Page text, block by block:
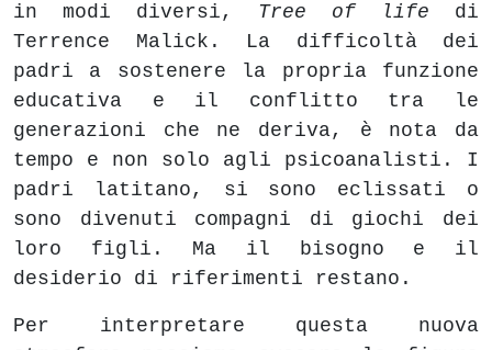
in modi diversi, Tree of life di
Terrence Malick. La difficoltà dei
padri a sostenere la propria funzione
educativa e il conflitto tra le
generazioni che ne deriva, è nota da
tempo e non solo agli psicoanalisti. I
padri latitano, si sono eclissati o
sono divenuti compagni di giochi dei
loro figli. Ma il bisogno e il
desiderio di riferimenti restano.
Per interpretare questa nuova